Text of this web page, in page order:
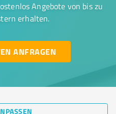
Angebote von bis zu
erhalten.
ANFRAGEN